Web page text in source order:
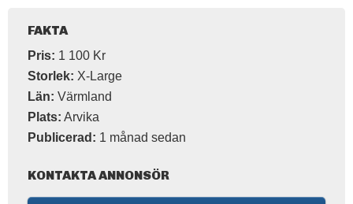
FAKTA
Pris: 1 100 Kr
Storlek: X-Large
Län: Värmland
Plats: Arvika
Publicerad: 1 månad sedan
KONTAKTA ANNONSÖR